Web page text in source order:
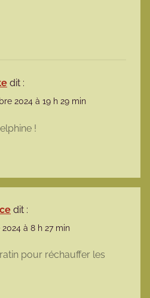
dit :
2024 à 19 h 29 min
!
dit :
à 8 h 27 min
pour réchauffer les